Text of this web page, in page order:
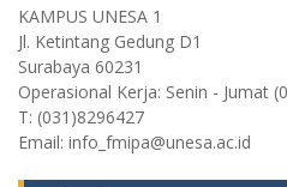
KAMPUS UNESA 1
Jl. Ketintang Gedung D1
Surabaya 60231
Operasional Kerja: Senin - Jumat
T: (031)8296427
Email: info_fmipa@unesa.ac.id